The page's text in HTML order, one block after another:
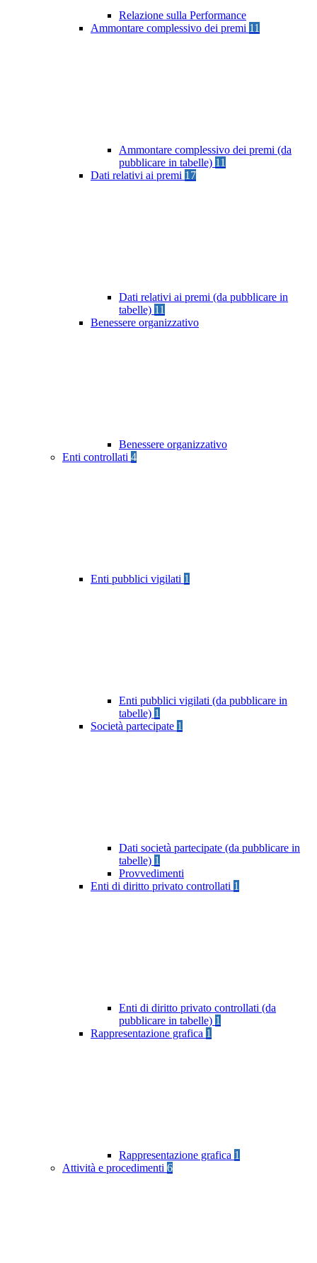
Relazione sulla Performance
Ammontare complessivo dei premi 11
Ammontare complessivo dei premi (da
pubblicare in tabelle) 11
Dati relativi ai premi 17
Dati relativi ai premi (da pubblicare in
tabelle) 11
Benessere organizzativo
Benessere organizzativo
Enti controllati 4
Enti pubblici vigilati 1
Enti pubblici vigilati (da pubblicare in
tabelle) 1
Società partecipate 1
Dati società partecipate (da pubblicare in
tabelle) 1
Provvedimenti
Enti di diritto privato controllati 1
Enti di diritto privato controllati (da
pubblicare in tabelle) 1
Rappresentazione grafica 1
Rappresentazione grafica 1
Attività e procedimenti 6